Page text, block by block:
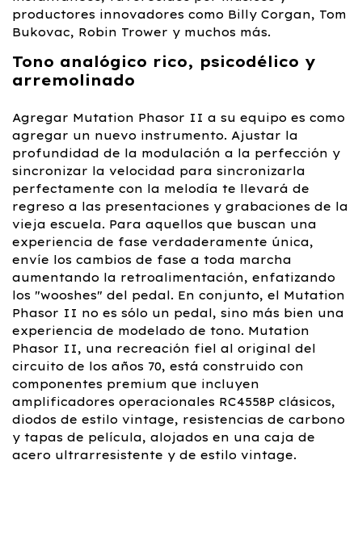
productores innovadores como Billy Corgan, Tom
Bukovac, Robin Trower y muchos más.
Tono analógico rico, psicodélico y
arremolinado
Agregar Mutation Phasor II a su equipo es como
agregar un nuevo instrumento. Ajustar la
profundidad de la modulación a la perfección y
sincronizar la velocidad para sincronizarla
perfectamente con la melodía te llevará de
regreso a las presentaciones y grabaciones de la
vieja escuela. Para aquellos que buscan una
experiencia de fase verdaderamente única,
envíe los cambios de fase a toda marcha
aumentando la retroalimentación, enfatizando
los "wooshes" del pedal. En conjunto, el Mutation
Phasor II no es sólo un pedal, sino más bien una
experiencia de modelado de tono. Mutation
Phasor II, una recreación fiel al original del
circuito de los años 70, está construido con
componentes premium que incluyen
amplificadores operacionales RC4558P clásicos,
diodos de estilo vintage, resistencias de carbono
y tapas de película, alojados en una caja de
acero ultrarresistente y de estilo vintage.